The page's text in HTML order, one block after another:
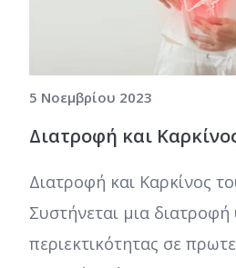
5 Νοεμβρίου 2023
Διατροφή και
Διατροφή και Καρκίνος
Συστήνεται μια
περιεκτικότητας σε